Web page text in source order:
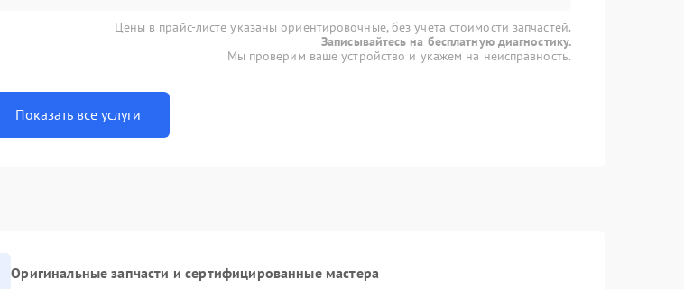
Цены в прайс-листе указаны ориентировочные, без учета стоимости запчастей.
Записывайтесь на бесплатную диагностику.
Мы проверим ваше устройство и укажем на неисправность.
Показать все услуги
Оригинальные запчасти и сертифицированные мастера